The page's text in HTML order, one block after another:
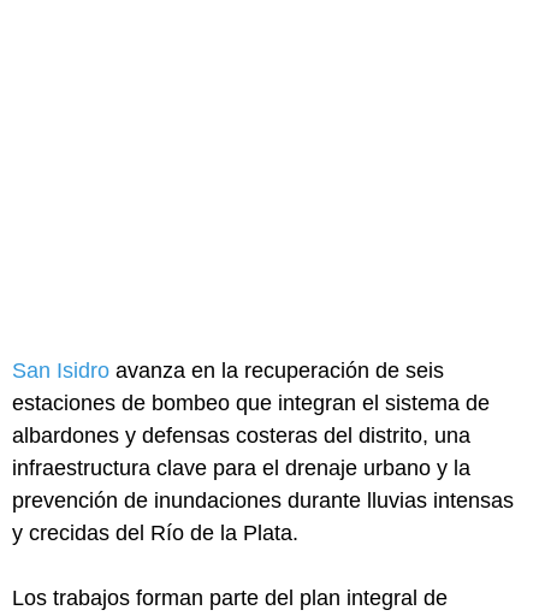
San Isidro avanza en la recuperación de seis
estaciones de bombeo que integran el sistema de
albardones y defensas costeras del distrito, una
infraestructura clave para el drenaje urbano y la
prevención de inundaciones durante lluvias intensas
y crecidas del Río de la Plata.
Los trabajos forman parte del plan integral de